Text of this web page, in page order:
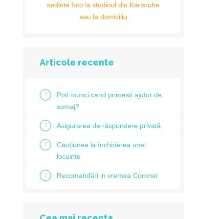
sedinte foto la studioul din Karlsruhe
sau la domiciliu
Articole recente
Poti munci cand primesti ajutor de
somaj?
Asigurarea de răspundere privată
Cauțiunea la închirierea unei
locuințe
Recomandări in vremea Coronei